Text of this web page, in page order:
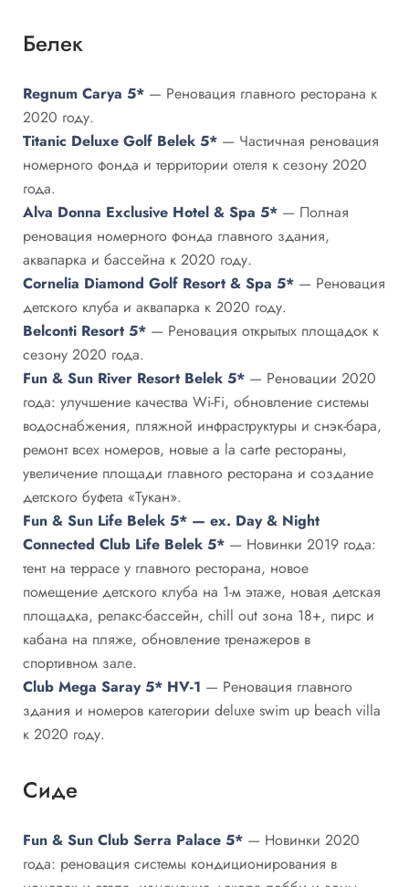
Белек
Regnum Carya 5* — Реновация главного ресторана к
2020 году.
Titanic Deluxe Golf Belek 5* — Частичная реновация
номерного фонда и территории отеля к сезону 2020
года.
Alva Donna Exclusive Hotel & Spa 5* — Полная
реновация номерного фонда главного здания,
аквапарка и бассейна к 2020 году.
Cornelia Diamond Golf Resort & Spa 5* — Реновация
детского клуба и аквапарка к 2020 году.
Belconti Resort 5* — Реновация открытых площадок к
сезону 2020 года.
Fun & Sun River Resort Belek 5* — Реновации 2020
года: улучшение качества Wi-Fi, обновление системы
водоснабжения, пляжной инфраструктуры и снэк-бара,
ремонт всех номеров, новые a la carte рестораны,
увеличение площади главного ресторана и создание
детского буфета «Тукан».
Fun & Sun Life Belek 5* — ex. Day & Night
Connected Club Life Belek 5* — Новинки 2019 года:
тент на террасе у главного ресторана, новое
помещение детского клуба на 1-м этаже, новая детская
площадка, релакс-бассейн, chill out зона 18+, пирс и
кабана на пляже, обновление тренажеров в
спортивном зале.
Club Mega Saray 5* HV-1 — Реновация главного
здания и номеров категории deluxe swim up beach villa
к 2020 году.
Сиде
Fun & Sun Club Serra Palace 5* — Новинки 2020
года: реновация системы кондиционирования в